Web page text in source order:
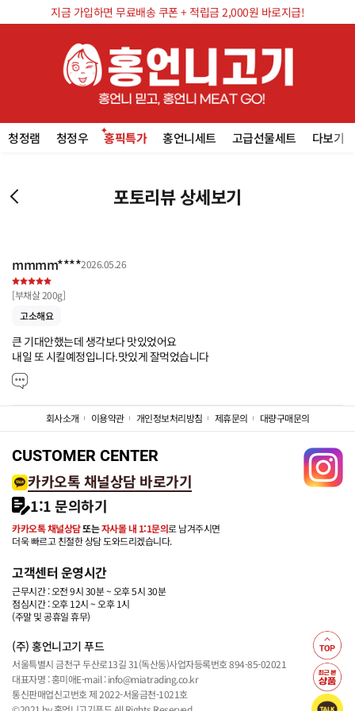
지금 가입하면 무료배송 쿠폰 + 적립금 2,000원 바로지급!
청정램 청정우 홍픽특가 홍언니세트 고급선물세트 다보기
포토리뷰 상세보기
mmmm****2026.05.26
[부채살 200g]
고소해요
큰 기대안했는데 생각보다 맛있었어요
내일 또 시킬예정입니다.맛있게 잘먹었습니다
회사소개 이용약관 개인정보처리방침 제휴문의 대량구매문의
CUSTOMER CENTER
카카오톡 채널상담 바로가기
1:1 문의하기
카카오톡 채널상담또는자사몰 내 1:1문의로 남겨주시면
더욱 빠르고 친절한 상담 도와드리겠습니다.
고객센터 운영시간
근무시간 : 오전 9시 30분 ~ 오후 5시 30분
점심시간 : 오후 12시 ~ 오후 1시
(주말 및 공휴일 휴무)
(주) 홍언니고기 푸드
서울특별시 금천구 두산로13길 31(독산동)사업자등록번호 894-85-02021
대표자명 : 홍미애E-mail : info@miatrading.co.kr
통신판매업신고번호 제 2022-서울금천-1021호